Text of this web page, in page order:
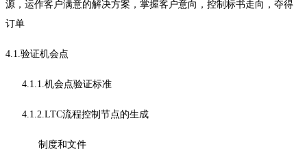
源，运作客户满意的解决方案，掌握客户意向，控制标书走向，夺得
订单
4.1.验证机会点
4.1.1.机会点验证标准
4.1.2.LTC流程控制节点的生成
制度和文件